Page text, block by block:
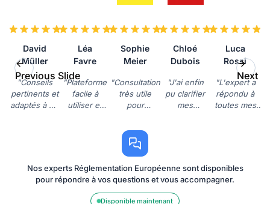
David
Müller
"Conseils
pertinents et
adaptés à ma
Léa
Favre
"Plateforme
facile à
utiliser et
Sophie
Meier
"Consultation
très utile
pour
normes. Je
recommande
service."
Chloé
Dubois
"J'ai enfin
pu clarifier
mes
précieuse."
Luca
Rossi
"L'expert a
répondu à
toutes mes
Previous Slide Next
Nos experts Réglementation Européenne sont disponibles
pour répondre à vos questions et vous accompagner.
Disponible maintenant